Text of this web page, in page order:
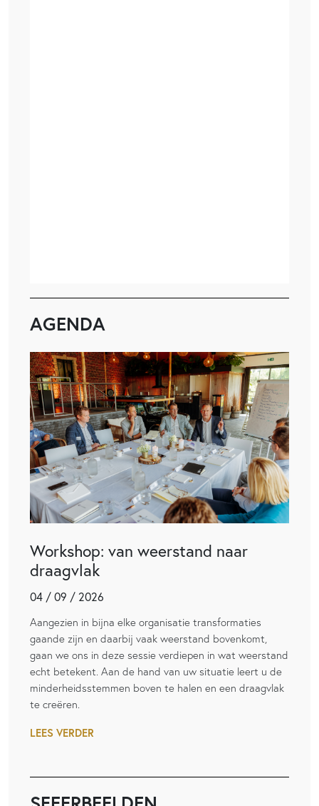
AGENDA
Workshop: van weerstand naar
draagvlak
04 / 09 / 2026
Aangezien in bijna elke organisatie transformaties
gaande zijn en daarbij vaak weerstand bovenkomt,
gaan we ons in deze sessie verdiepen in wat weerstand
echt betekent. Aan de hand van uw situatie leert u de
minderheidsstemmen boven te halen en een draagvlak
te creëren.
LEES VERDER